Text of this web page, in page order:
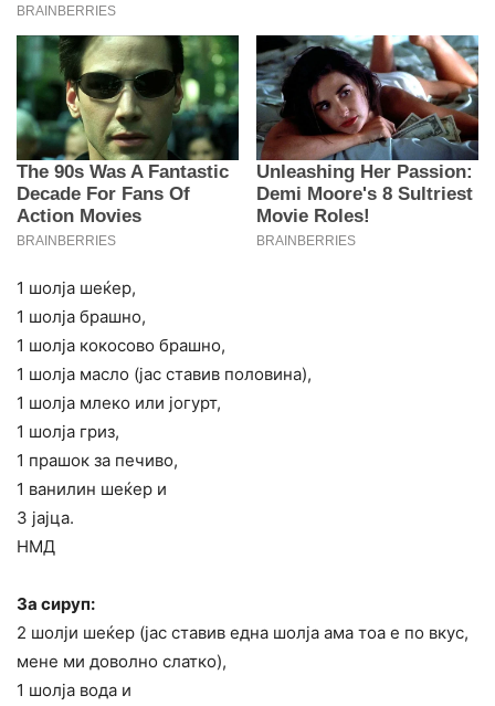
1 шолја шеќер,
1 шолја брашно,
1 шолја кокосово брашно,
1 шолја масло (јас ставив половина),
1 шолја млеко или јогурт,
1 шолја гриз,
1 прашок за печиво,
1 ванилин шеќер и
3 јајца.
НМД
За сируп:
2 шолји шеќер (јас ставив една шолја ама тоа е по вкус,
мене ми доволно слатко),
1 шолја вода и